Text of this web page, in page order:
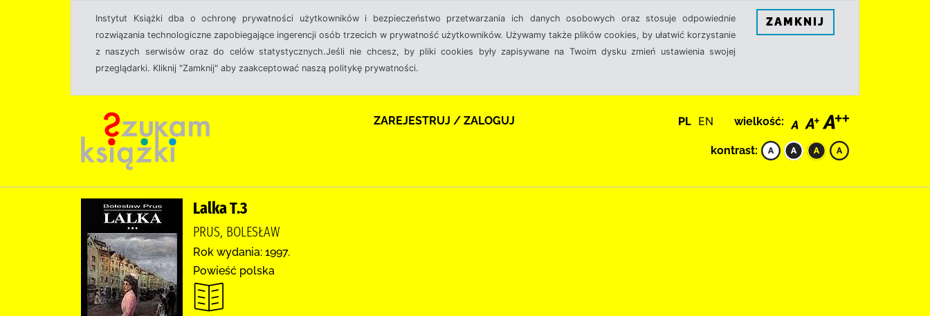
Instytut Książki dba o ochronę prywatności użytkowników i bezpieczeństwo przetwarzania ich danych osobowych oraz stosuje odpowiednie
rozwiązania technologiczne zapobiegające ingerencji osób trzecich w prywatność użytkowników. Używamy także plików cookies, by ułatwić korzystanie
z naszych serwisów oraz do celów statystycznych.Jeśli nie chcesz, by pliki cookies były zapisywane na Twoim dysku zmień ustawienia swojej
przeglądarki. Kliknij "Zamknij" aby zaakceptować naszą politykę prywatności.
ZAMKNIJ
ZAREJESTRUJ / ZALOGUJ PL EN wielkość:
kontrast:
Lalka T.3
PRUS, BOLESŁAW
Rok wydania: 1997.
Powieść polska